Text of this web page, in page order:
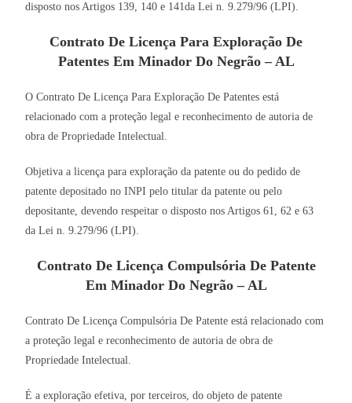
disposto nos Artigos 139, 140 e 141da Lei n. 9.279/96 (LPI).
Contrato De Licença Para Exploração De
Patentes Em Minador Do Negrão – AL
O Contrato De Licença Para Exploração De Patentes está
relacionado com a proteção legal e reconhecimento de autoria de
obra de Propriedade Intelectual.
Objetiva a licença para exploração da patente ou do pedido de
patente depositado no INPI pelo titular da patente ou pelo
depositante, devendo respeitar o disposto nos Artigos 61, 62 e 63
da Lei n. 9.279/96 (LPI).
Contrato De Licença Compulsória De Patente
Em Minador Do Negrão – AL
Contrato De Licença Compulsória De Patente está relacionado com
a proteção legal e reconhecimento de autoria de obra de
Propriedade Intelectual.
É a exploração efetiva, por terceiros, do objeto de patente